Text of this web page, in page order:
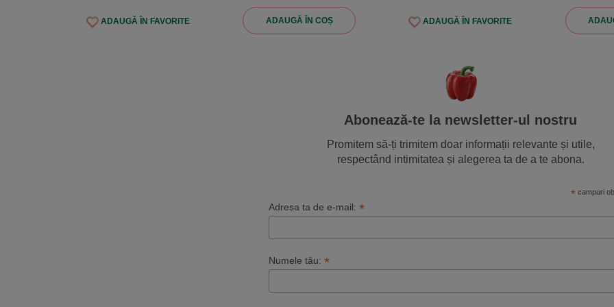
ADAUGĂ ÎN FAVORITE ADAUGĂ ÎN COȘ ADAUGĂ ÎN FAVORITE
Abonează-te la newsletter-ul nostru
Promitem să-ți trimitem doar informații relevante și utile,
respectând intimitatea și alegerea ta de a te abona.
* campuri
Adresa ta de e-mail: *
Numele tău: *